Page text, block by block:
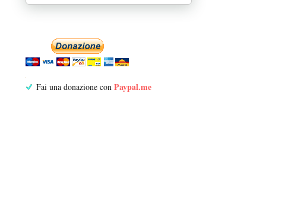
Fai una donazione con Paypal.me